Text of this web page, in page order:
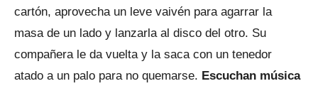
cartón, aprovecha un leve vaivén para agarrar la
masa de un lado y lanzarla al disco del otro. Su
compañera le da vuelta y la saca con un tenedor
atado a un palo para no quemarse. Escuchan música